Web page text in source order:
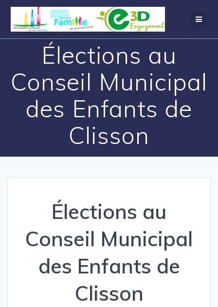
Élections au
Conseil Municipal
des Enfants de
Clisson
Élections au
Conseil Municipal
des Enfants de
Clisson